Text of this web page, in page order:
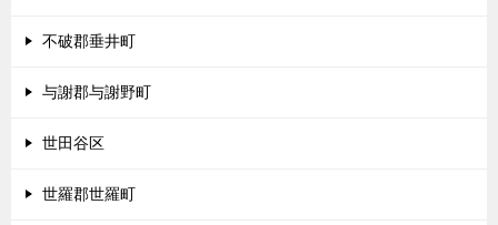
不破郡垂井町
与謝郡与謝野町
世田谷区
世羅郡世羅町